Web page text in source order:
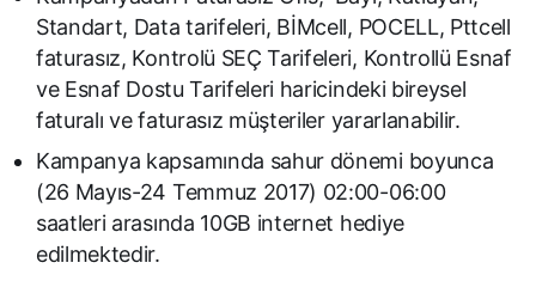
Standart, Data tarifeleri, BİMcell, POCELL, Pttcell
faturasız, Kontrolü SEÇ Tarifeleri, Kontrollü Esnaf
ve Esnaf Dostu Tarifeleri haricindeki bireysel
faturalı ve faturasız müşteriler yararlanabilir.
Kampanya kapsamında sahur dönemi boyunca
(26 Mayıs-24 Temmuz 2017) 02:00-06:00
saatleri arasında 10GB internet hediye
edilmektedir.